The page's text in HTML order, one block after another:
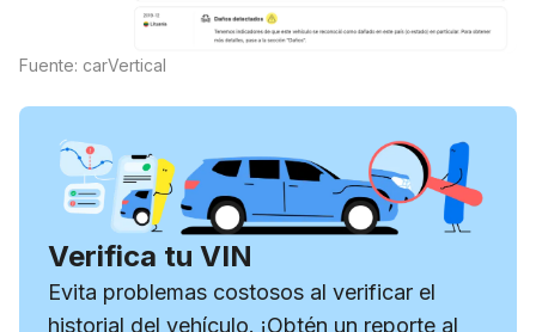
Fuente: carVertical
Verifica tu VIN
Evita problemas costosos al verificar el
historial del vehículo. ¡Obtén un reporte al